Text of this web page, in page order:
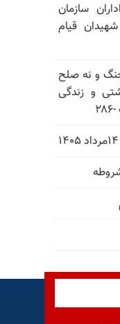
سازمان
قیام
و نه صلح
و زندگی